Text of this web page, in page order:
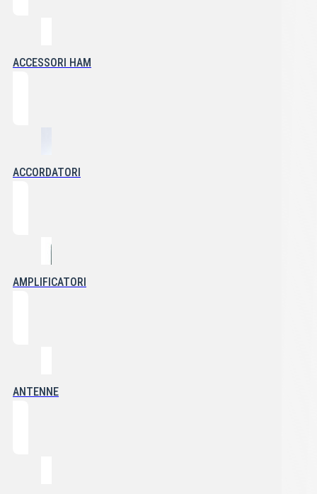
ACCESSORI HAM
ACCORDATORI
AMPLIFICATORI
ANTENNE